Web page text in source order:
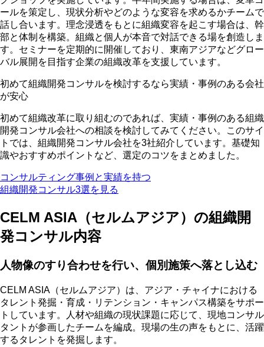
ールを策定し、現状分析やどのような変容を求めるかチームで
話し合います。 理念浸透をもとに組織変容を起こす場合は、幹
部と体制を構築。組織と個人が本音で対話できる場を創造しま
す。 セミナーを定期的に開催しており、東南アジアなどグロー
バル展開を目指す企業の組織改革を支援しています。
初めて組織開発コンサルを検討するなら実績・事例のある会社
が安心
初めて組織改革に取り組むのであれば、実績・事例のある組織
開発コンサル会社への相談を検討してみてください。このサイ
トでは、組織開発コンサル会社を3社紹介しています。基礎知
識やおすすめポイントなど、選定のコツをまとめました。
コンサルティング事例と実績を持つ
組織開発コンサル3選を見る
CELM ASIA（セルムアジア）の組織開
発コンサル内容
人物像のすり合わせを行い、個別施策へ落とし込む
CELM ASIA（セルムアジア）は、 アジア・チャイナにおける
タレント発掘・育成・リテンション・キャンパス構築をサポー
ト しています。人材や組織の現状課題に応じて、現地コンサル
タントが参画したチームを編成。現場の生の声をもとに、活躍
するタレントを発掘します。